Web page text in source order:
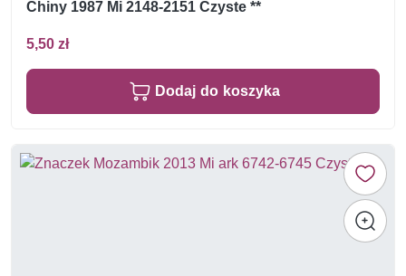
Chiny 1987 Mi 2148-2151 Czyste **
5,50 zł
Dodaj do koszyka